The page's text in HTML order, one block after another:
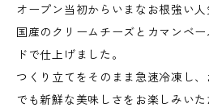
オープン当初からいまなお根強い人
国産のクリームチーズとカマンベ
ドで仕上げました。
つくり立てをそのまま急速冷凍し
でも新鮮な美味しさをお楽しみいた